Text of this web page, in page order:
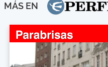
MÁS EN